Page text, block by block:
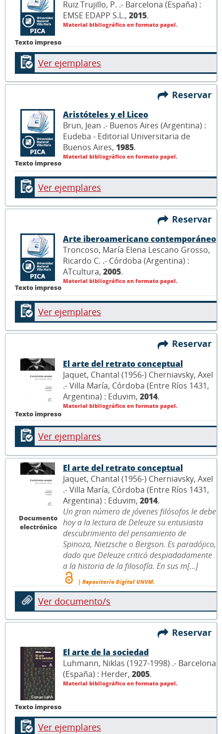
Texto impreso
Ruiz Trujillo, P. .- Barcelona (España) :
EMSE EDAPP S.L., 2015.
Material bibliográfico en formato papel.
Ver ejemplares
Reservar
Texto impreso
Aristóteles y el Liceo
Brun, Jean .- Buenos Aires (Argentina) :
Eudeba - Editorial Universitaria de
Buenos Aires, 1985.
Material bibliográfico en formato papel.
Ver ejemplares
Reservar
Texto impreso
Arte iberoamericano contemporáneo
Troncoso, María Elena Lescano Grosso,
Ricardo C. .- Córdoba (Argentina) :
ATcultura, 2005.
Material bibliográfico en formato papel.
Ver ejemplares
Reservar
Texto impreso
El arte del retrato conceptual
Jaquet, Chantal (1956-) Cherniavsky, Axel
.- Villa María, Córdoba (Entre Ríos 1431,
Argentina) : Eduvim, 2014.
Material bibliográfico en formato papel.
Ver ejemplares
Documento
electrónico
El arte del retrato conceptual
Jaquet, Chantal (1956-) Cherniavsky, Axel
.- Villa María, Córdoba (Entre Ríos 1431,
Argentina) : Eduvim, 2014.
Un gran número de jóvenes filósofos le debe
hoy a la lectura de Deleuze su entusiasta
descubrimiento del pensamiento de
Spinoza, Nietzsche o Bergson. Es paradójico,
dado que Deleuze criticó despiadadamente
a la historia de la filosofía. En sus m[...]
| Repositorio Digital UNVM.
Ver documento/s
Reservar
Texto impreso
El arte de la sociedad
Luhmann, Niklas (1927-1998) .- Barcelona
(España) : Herder, 2005.
Material bibliográfico en formato papel.
Ver ejemplares